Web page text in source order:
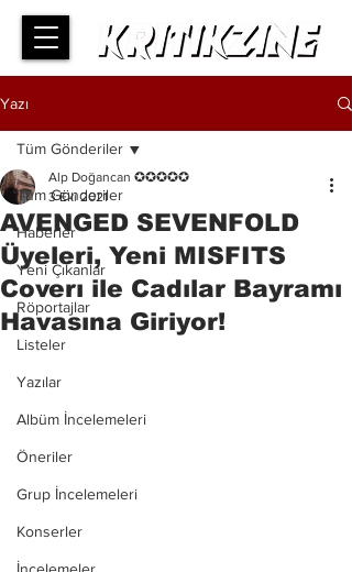
Yazı
Tüm Gönderiler
Haberler
Yeni Çıkanlar
Röportajlar
Listeler
Yazılar
Albüm İncelemeleri
Öneriler
Grup İncelemeleri
Konserler
Tüm Gönderiler
AVENGED SEVENFOLD
Üyeleri, Yeni MISFITS
Coverı ile Cadılar Bayramı
Havasına Giriyor!
Alp Doğancan ✪✪✪✪✪
3 Eki 2021